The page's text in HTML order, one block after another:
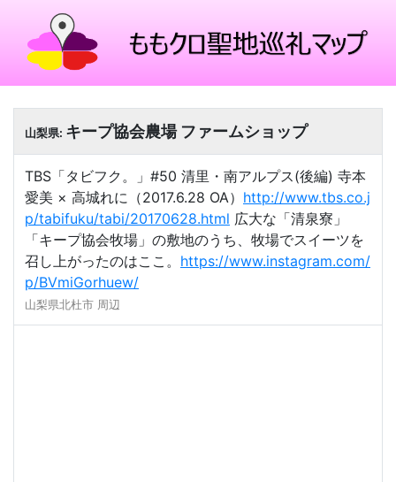
山梨県: キープ協会農場 ファームショップ
TBS「タビフク。」#50 清里・南アルプス(後編) 寺本
愛美 × 高城れに（2017.6.28 OA） http://www.tbs.co.j
p/tabifuku/tabi/20170628.html 広大な「清泉寮」
「キープ協会牧場」の敷地のうち、牧場でスイーツを
召し上がったのはここ。 https://www.instagram.com/
p/BVmiGorhuew/
山梨県北杜市 周辺